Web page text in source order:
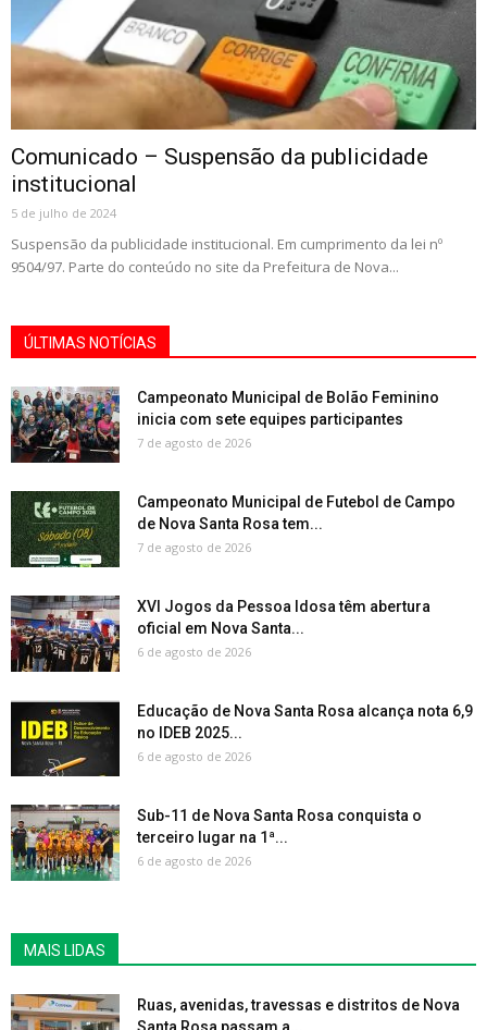
Comunicado – Suspensão da publicidade
institucional
5 de julho de 2024
Suspensão da publicidade institucional. Em cumprimento da lei nº
9504/97. Parte do conteúdo no site da Prefeitura de Nova...
ÚLTIMAS NOTÍCIAS
Campeonato Municipal de Bolão Feminino
inicia com sete equipes participantes
7 de agosto de 2026
Campeonato Municipal de Futebol de Campo
de Nova Santa Rosa tem...
7 de agosto de 2026
XVI Jogos da Pessoa Idosa têm abertura
oficial em Nova Santa...
6 de agosto de 2026
Educação de Nova Santa Rosa alcança nota 6,9
no IDEB 2025...
6 de agosto de 2026
Sub-11 de Nova Santa Rosa conquista o
terceiro lugar na 1ª...
6 de agosto de 2026
MAIS LIDAS
Ruas, avenidas, travessas e distritos de Nova